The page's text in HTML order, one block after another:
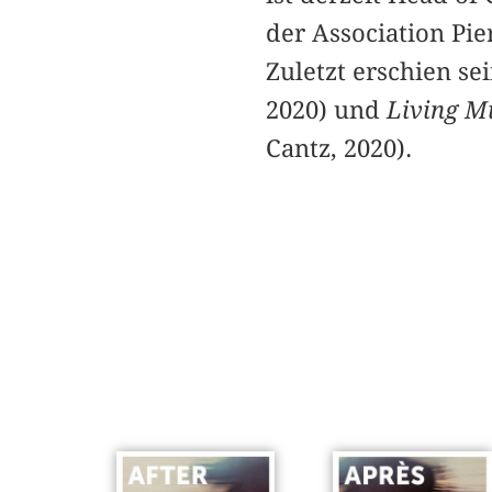
der Association
Zuletzt erschien
2020) und Living
Cantz, 2020).